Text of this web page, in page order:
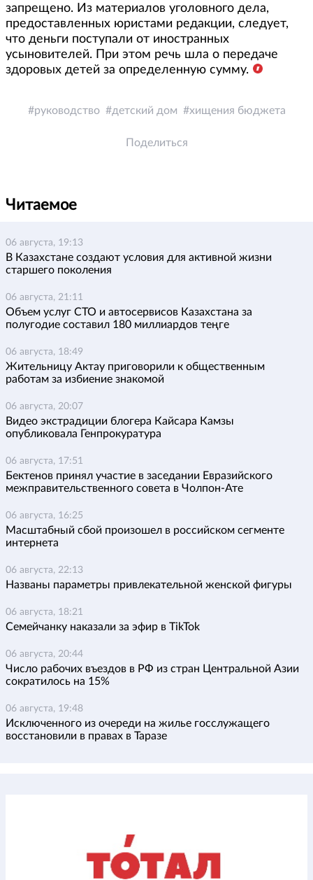
запрещено. Из материалов уголовного дела,
предоставленных юристами редакции, следует,
что деньги поступали от иностранных
усыновителей. При этом речь шла о передаче
здоровых детей за определенную сумму.
руководство детский дом хищения бюджета
Поделиться
Читаемое
06 августа, 19:13
В Казахстане создают условия для активной жизни
старшего поколения
06 августа, 21:11
Объем услуг СТО и автосервисов Казахстана за
полугодие составил 180 миллиардов теңге
06 августа, 18:49
Жительницу Актау приговорили к общественным
работам за избиение знакомой
06 августа, 20:07
Видео экстрадиции блогера Кайсара Камзы
опубликовала Генпрокуратура
06 августа, 17:51
Бектенов принял участие в заседании Евразийского
межправительственного совета в Чолпон-Ате
06 августа, 16:25
Масштабный сбой произошел в российском сегменте
интернета
06 августа, 22:13
Названы параметры привлекательной женской фигуры
06 августа, 18:21
Семейчанку наказали за эфир в TikTok
06 августа, 20:44
Число рабочих въездов в РФ из стран Центральной Азии
сократилось на 15%
06 августа, 19:48
Исключенного из очереди на жилье госслужащего
восстановили в правах в Таразе